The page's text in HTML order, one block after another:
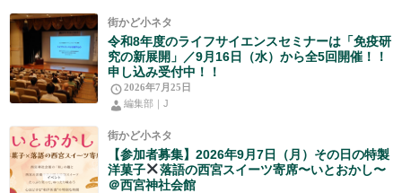
街かど小ネタ
令和8年度のライフサイエンスセミナーは「免疫研
究の新展開」／9月16日（水）から全5回開催！！
申し込み受付中！！
2026年7月25日
編集部｜J
街かど小ネタ
【参加者募集】2026年9月7日（月）その日の特製
洋菓子
落語の西宮スイーツ寄席〜いとおかし〜
＠西宮神社会館